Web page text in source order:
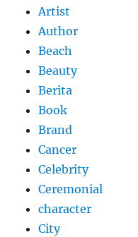
Artist
Author
Beach
Beauty
Berita
Book
Brand
Cancer
Celebrity
Ceremonial
character
City